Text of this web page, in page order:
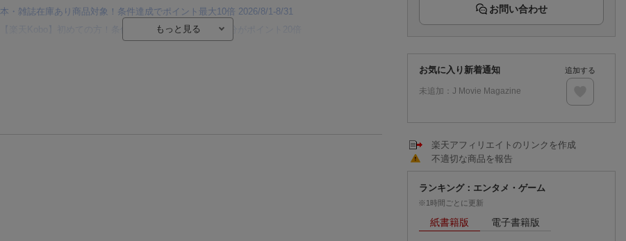
本・雑誌在庫あり商品対象！条件達成でポイント最大10倍 2026/8/1-8/31
【楽天Kobo】初めての方！条件達成で楽天ブックス購入分がポイント20倍
お問い合わせ
お気に入り新着通知
未追加： J Movie Magazine
追加する
楽天アフィリエイトのリンクを作成
不適切な商品を報告
ランキング：エンタメ・ゲーム
※1時間ごとに更新
紙書籍版 電子書籍版